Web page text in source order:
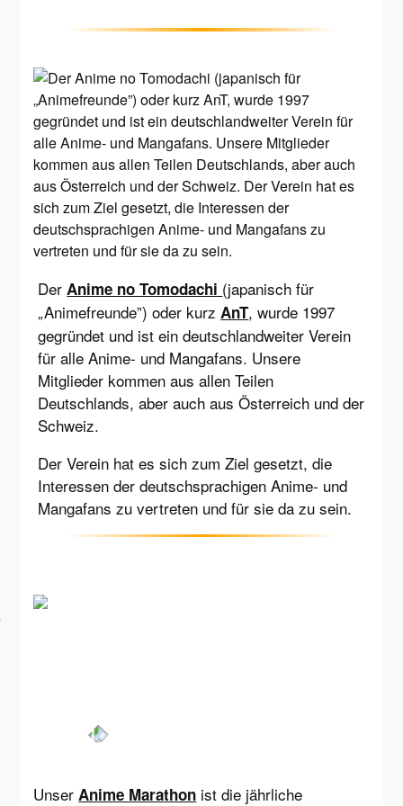
Der Anime no Tomodachi (japanisch für
„Animefreunde”) oder kurz AnT, wurde 1997
gegründet und ist ein deutschlandweiter Verein
für alle Anime- und Mangafans. Unsere
Mitglieder kommen aus allen Teilen
Deutschlands, aber auch aus Österreich und der
Schweiz.
Der Verein hat es sich zum Ziel gesetzt, die
Interessen der deutschsprachigen Anime- und
Mangafans zu vertreten und für sie da zu sein.
Unser Anime Marathon ist die jährliche